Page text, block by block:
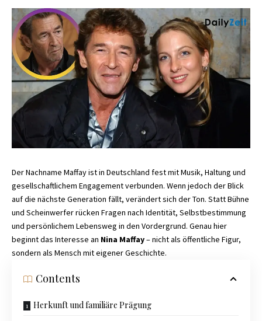
Der Nachname Maffay ist in Deutschland fest mit Musik, Haltung und
gesellschaftlichem Engagement verbunden. Wenn jedoch der Blick
auf die nächste Generation fällt, verändert sich der Ton. Statt Bühne
und Scheinwerfer rücken Fragen nach Identität, Selbstbestimmung
und persönlichem Lebensweg in den Vordergrund. Genau hier
beginnt das Interesse an Nina Maffay– nicht als öffentliche Figur,
sondern als Mensch mit eigener Geschichte.
Contents
Herkunft und familiäre Prägung